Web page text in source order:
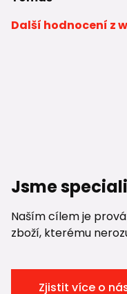
Další hodnocení z
Jsme
Naším cílem je
zboží, kterému
Zjistit více o